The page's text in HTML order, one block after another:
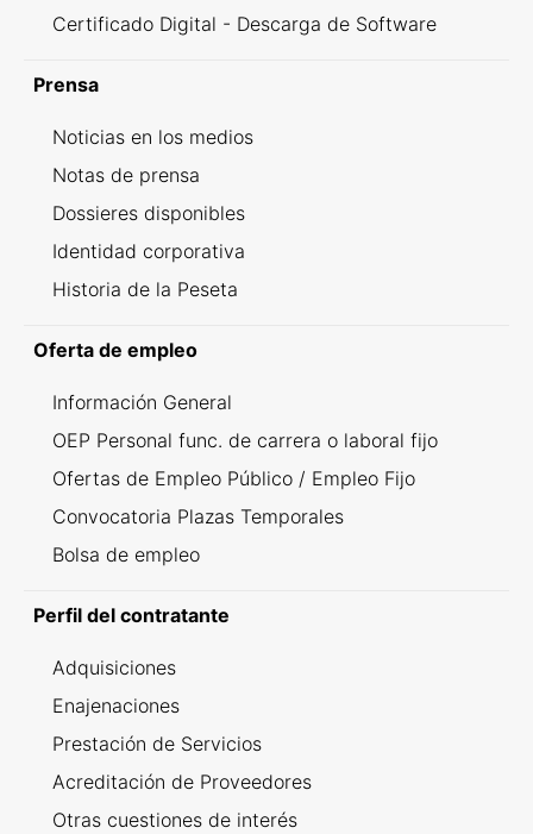
Certificado Digital - Descarga de Software
Prensa
Noticias en los medios
Notas de prensa
Dossieres disponibles
Identidad corporativa
Historia de la Peseta
Oferta de empleo
Información General
OEP Personal func. de carrera o laboral fijo
Ofertas de Empleo Público / Empleo Fijo
Convocatoria Plazas Temporales
Bolsa de empleo
Perfil del contratante
Adquisiciones
Enajenaciones
Prestación de Servicios
Acreditación de Proveedores
Otras cuestiones de interés